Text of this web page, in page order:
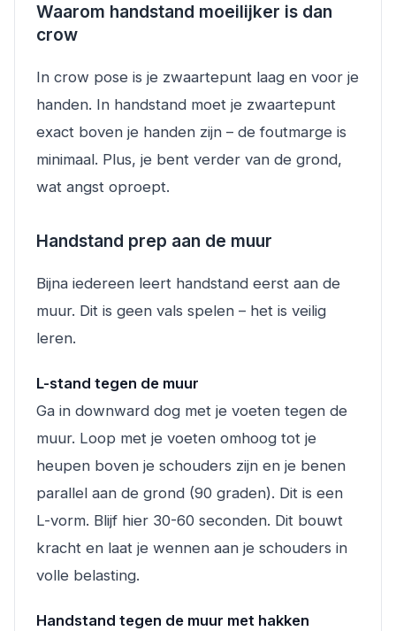
Waarom handstand moeilijker is dan
crow
In crow pose is je zwaartepunt laag en voor je
handen. In handstand moet je zwaartepunt
exact boven je handen zijn – de foutmarge is
minimaal. Plus, je bent verder van de grond,
wat angst oproept.
Handstand prep aan de muur
Bijna iedereen leert handstand eerst aan de
muur. Dit is geen vals spelen – het is veilig
leren.
L-stand tegen de muur
Ga in downward dog met je voeten tegen de
muur. Loop met je voeten omhoog tot je
heupen boven je schouders zijn en je benen
parallel aan de grond (90 graden). Dit is een
L-vorm. Blijf hier 30-60 seconden. Dit bouwt
kracht en laat je wennen aan je schouders in
volle belasting.
Handstand tegen de muur met hakken